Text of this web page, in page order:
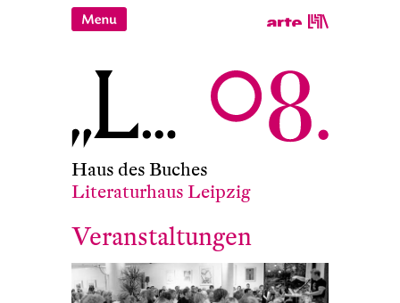
Haus des Buches
Literaturhaus Leipzig
Veranstaltungen